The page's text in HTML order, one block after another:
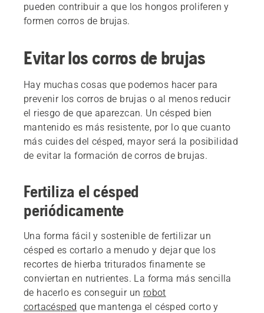
pueden contribuir a que los hongos proliferen y
formen corros de brujas.
Evitar los corros de brujas
Hay muchas cosas que podemos hacer para
prevenir los corros de brujas o al menos reducir
el riesgo de que aparezcan. Un césped bien
mantenido es más resistente, por lo que cuanto
más cuides del césped, mayor será la posibilidad
de evitar la formación de corros de brujas.
Fertiliza el césped
periódicamente
Una forma fácil y sostenible de fertilizar un
césped es cortarlo a menudo y dejar que los
recortes de hierba triturados finamente se
conviertan en nutrientes. La forma más sencilla
de hacerlo es conseguir un robot
cortacésped que mantenga el césped corto y